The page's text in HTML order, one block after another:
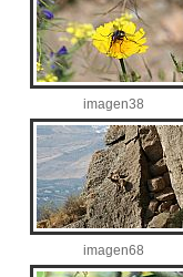
imagen38
imagen68